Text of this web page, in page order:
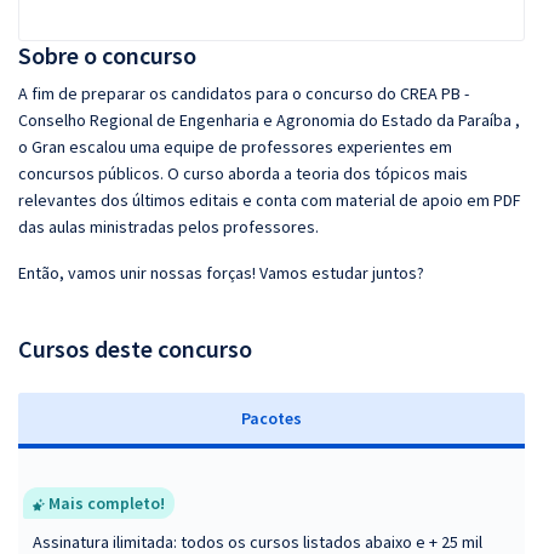
Sobre o concurso
A fim de preparar os candidatos para o concurso do CREA PB -
Conselho Regional de Engenharia e Agronomia do Estado da Paraíba ,
o Gran escalou uma equipe de professores experientes em
concursos públicos. O curso aborda a teoria dos tópicos mais
relevantes dos últimos editais e conta com material de apoio em PDF
das aulas ministradas pelos professores.
Então, vamos unir nossas forças! Vamos estudar juntos?
Cursos deste concurso
Pacotes
Mais completo!
Assinatura ilimitada: todos os cursos listados abaixo e + 25 mil